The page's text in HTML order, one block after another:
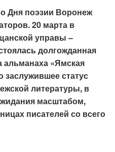
Дня поэзии Воронеж
20 марта в
управы –
долгожданная
альманаха «Ямская
статус
литературы, в
масштабом,
писателей со всего